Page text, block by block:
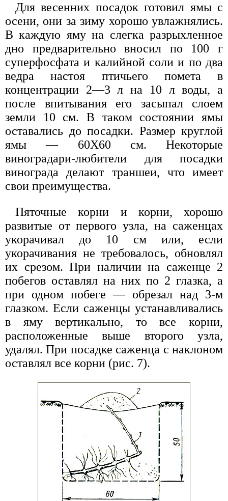
Для весенних посадок готовил ямы с
осени, они за зиму хорошо увлажнялись.
В каждую яму на слегка разрыхленное
дно предварительно вносил по 100 г
суперфосфата и калийной соли и по два
ведра настоя птичьего помета в
концентрации 2—3 л на 10 л воды, а
после впитывания его засыпал слоем
земли 10 см. В таком состоянии ямы
оставались до посадки. Размер круглой
ямы — 60X60 см. Некоторые
виноградари-любители для посадки
винограда делают траншеи, что имеет
свои преимущества.
Пяточные корни и корни, хорошо
развитые от первого узла, на саженцах
укорачивал до 10 см или, если
укорачивания не требовалось, обновлял
их срезом. При наличии на саженце 2
побегов оставлял на них по 2 глазка, а
при одном побеге — обрезал над 3-м
глазком. Если саженцы устанавливались
в яму вертикально, то все корни,
расположенные выше второго узла,
удалял. При посадке саженца с наклоном
оставлял все корни (рис. 7).